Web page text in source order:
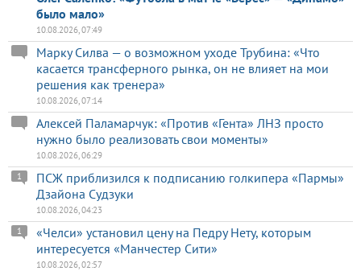
было мало»
10.08.2026, 07:49
Марку Силва — о возможном уходе Трубина: «Что
касается трансферного рынка, он не влияет на мои
решения как тренера»
10.08.2026, 07:14
Алексей Паламарчук: «Против «Гента» ЛНЗ просто
нужно было реализовать свои моменты»
10.08.2026, 06:29
ПСЖ приблизился к подписанию голкипера «Пармы»
Дзайона Судзуки
1
10.08.2026, 04:23
«Челси» установил цену на Педру Нету, которым
интересуется «Манчестер Сити»
1
10.08.2026, 02:57